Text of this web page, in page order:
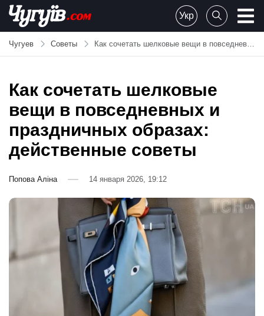
Skip
content
Chuguiv
Укр
Чугуев Советы Как сочетать шелковые вещи в повседневных и праздничных образах: действенные советы
Как сочетать шелковые
вещи в повседневных и
праздничных образах:
действенные советы
Попова Аліна 14 января 2026, 19:12